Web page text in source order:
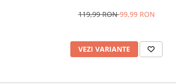
119,99 RON99,99 RON
VEZI VARIANTE